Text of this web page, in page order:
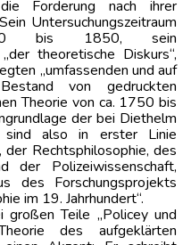
Forderung nach ihrer
Untersuchungszeitraum
bis 1850, sein
theoretische Diskurs“,
„umfassenden und auf
von gedruckten
Theorie von ca. 1750 bis
der bei Diethelm
sind also in erster Linie
Rechtsphilosophie, des
der Polizeiwissenschaft,
des Forschungsprojekts
im 19. Jahrhundert“.
Teile „Policey und
des aufgeklärten